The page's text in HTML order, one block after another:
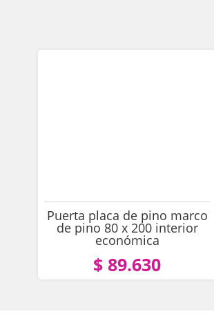
Puerta placa de pino marco
de pino 80 x 200 interior
económica
$ 89.630